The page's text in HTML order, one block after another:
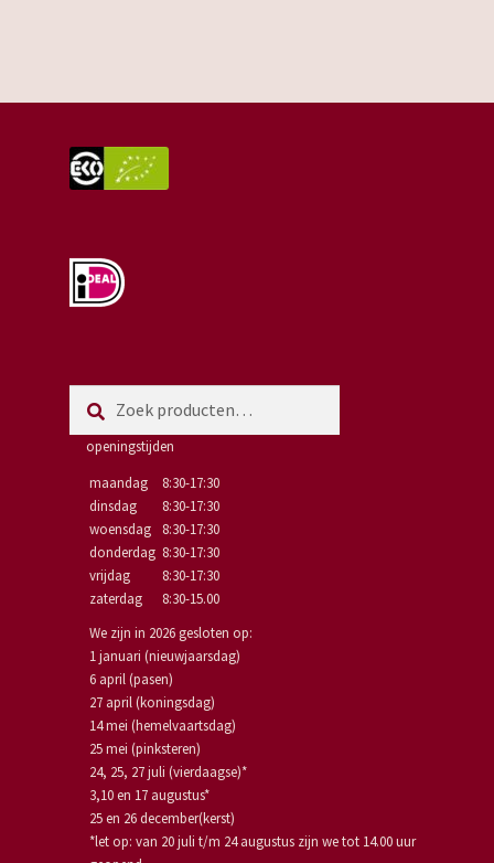
naar:
openingstijden
maandag
8:30-17:30
dinsdag
8:30-17:30
woensdag
8:30-17:30
donderdag 8:30-17:30
vrijdag
8:30-17:30
zaterdag
8:30-15.00
We zijn in 2026 gesloten op:
1 januari (nieuwjaarsdag)
6 april (pasen)
27 april (koningsdag)
14 mei (hemelvaartsdag)
25 mei (pinksteren)
24, 25, 27 juli (vierdaagse)*
3,10 en 17 augustus*
25 en 26 december(kerst)
*let op: van 20 juli t/m 24 augustus zijn we tot 14.00 uur